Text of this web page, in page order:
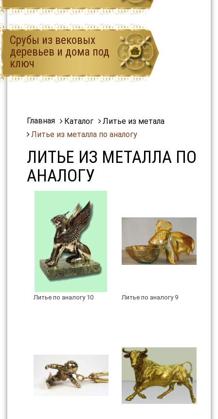
Срубы из вековых
деревьев и дома под
ключ
Главная Каталог
Литье из метала
Литье из металла по аналогу
ЛИТЬЕ ИЗ МЕТАЛЛА ПО
АНАЛОГУ
Литье по аналогу 10 Литье по аналогу 9